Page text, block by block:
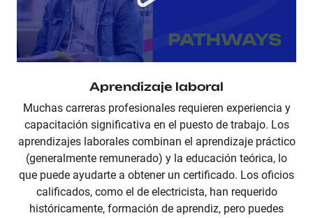
Aprendizaje laboral
Muchas carreras profesionales requieren experiencia y
capacitación significativa en el puesto de trabajo. Los
aprendizajes laborales combinan el aprendizaje práctico
(generalmente remunerado) y la educación teórica, lo
que puede ayudarte a obtener un certificado. Los oficios
calificados, como el de electricista, han requerido
históricamente, formación de aprendiz, pero puedes